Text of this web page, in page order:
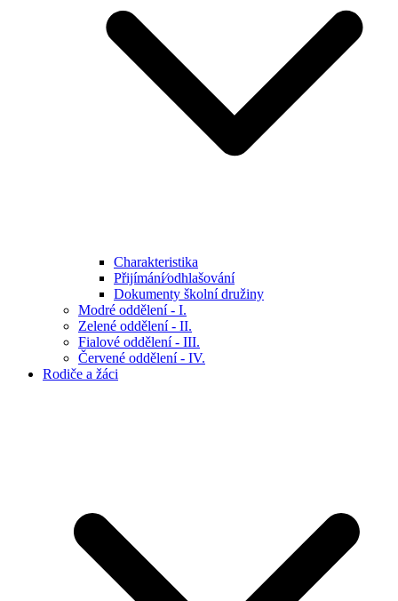
Charakteristika
Přijímání⁄odhlašování
Dokumenty školní družiny
Modré oddělení - I.
Zelené oddělení - II.
Fialové oddělení - III.
Červené oddělení - IV.
Rodiče a žáci